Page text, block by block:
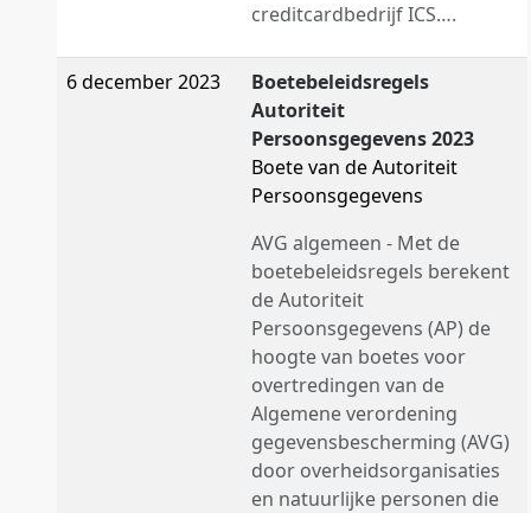
creditcardbedrijf ICS….
6 december 2023
Boetebeleidsregels
Autoriteit
Persoonsgegevens 2023
Boete van de Autoriteit
Persoonsgegevens
AVG algemeen - Met de
boetebeleidsregels berekent
de Autoriteit
Persoonsgegevens (AP) de
hoogte van boetes voor
overtredingen van de
Algemene verordening
gegevensbescherming (AVG)
door overheidsorganisaties
en natuurlijke personen die